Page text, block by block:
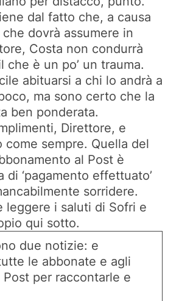
dal fatto che, a causa
dovrà assumere in
Costa non condurrà
che è un po’ un trauma.
abituarsi a chi lo andrà a
ma sono certo che la
ben ponderata.
Direttore, e
sempre. Quella del
al Post è
di ‘pagamento effettuato’
sorridere.
leggere i saluti di Sofri e
qui sotto.
due notizie: e
le abbonate e agli
per raccontarle e